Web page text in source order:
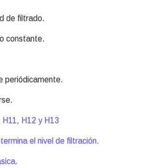
de filtrado.
constante.
periódicamente.
H11, H12 y H13
el nivel de filtración.